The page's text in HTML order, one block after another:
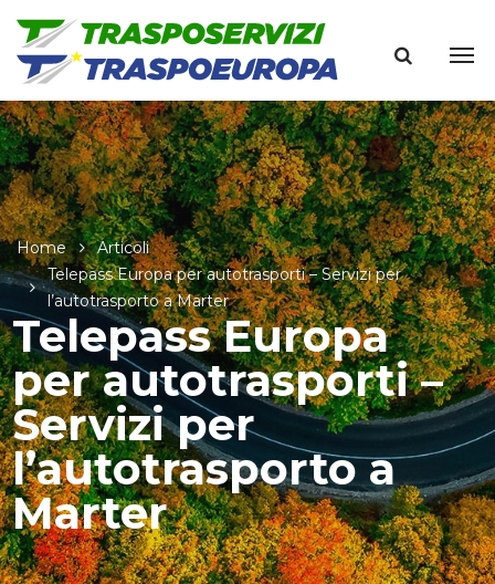
Home
Articoli
Telepass Europa per autotrasporti – Servizi per
l’autotrasporto a Marter
Telepass Europa
per autotrasporti –
Servizi per
l’autotrasporto a
Marter